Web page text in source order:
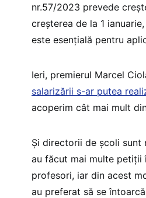
nr.57/2023 prevede
creșterea de la 1
este esențială pentru
Ieri, premierul Marcel
salarizării s-ar putea
acoperim cât mai mult
Și directorii de școli sunt
au făcut mai multe petiții
profesori, iar din acest
au preferat să se